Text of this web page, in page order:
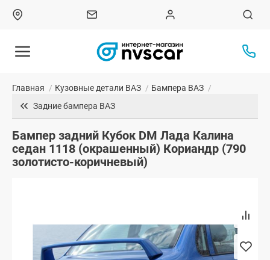
Главная / Кузовные детали ВАЗ / Бампера ВАЗ /
Задние бампера ВАЗ
Бампер задний Кубок DM Лада Калина
седан 1118 (окрашенный) Кориандр (790
золотисто-коричневый)